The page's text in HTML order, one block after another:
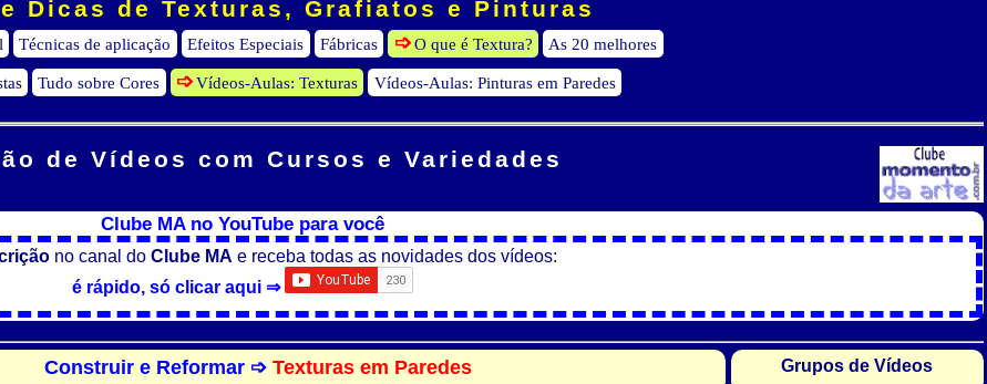
Dicas de Texturas, Grafiatos e Pinturas
Técnicas de aplicação Efeitos Especiais Fábricas O que é Textura? As 20 melhores
Tudo sobre Cores Vídeos-Aulas: Texturas Vídeos-Aulas: Pinturas em Paredes
de Vídeos com Cursos e Variedades
Clube MA no YouTube para você
no canal doClube MA e receba todas as novidades dos vídeos:
é rápido, só clicar aqui ⇒
Construir e Reformar ➩Texturas em Paredes Grupos de Vídeos